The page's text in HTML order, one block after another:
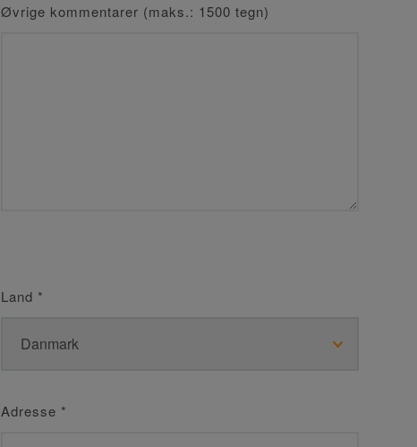
Øvrige kommentarer (maks.: 1500 tegn)
Land *
Adresse *